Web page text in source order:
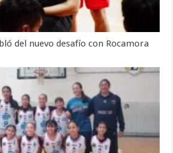
del nuevo desafío con Rocamora